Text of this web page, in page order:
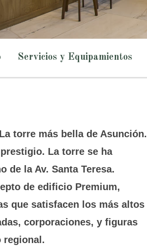
Servicios y Equipamientos
torre más bella de Asunción.
La torre se ha
de la Av. Santa Teresa.
de edificio Premium,
que satisfacen los más altos
corporaciones, y figuras
regional.